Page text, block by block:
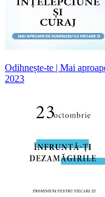
Odihnește-te | Mai
2023